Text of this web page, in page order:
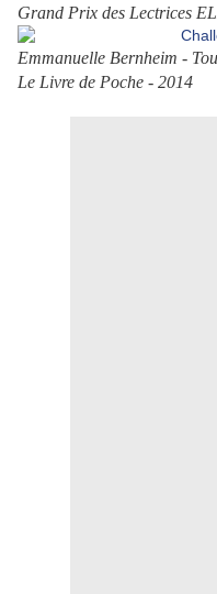
Grand Prix des Lectrices
Emmanuelle Bernheim -
Le Livre de Poche - 2014